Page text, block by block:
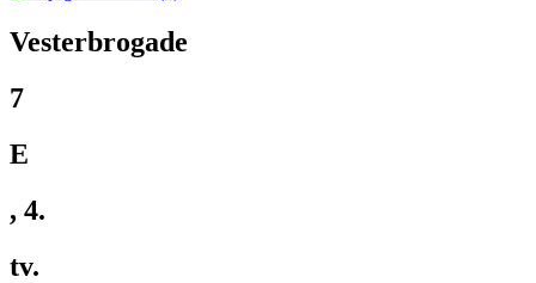
Vesterbrogade
7
E
, 4.
tv.